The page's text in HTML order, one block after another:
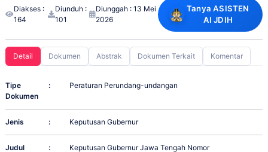
Diakses :
164
Diunduh :
101
Diunggah : 13 Mei
2026
Tanya ASISTEN
AI JDIH
Detail Dokumen Abstrak Dokumen Terkait Komentar
Tipe
Dokumen
: Peraturan Perundang-undangan
Jenis : Keputusan Gubernur
Judul :
Keputusan Gubernur Jawa Tengah Nomor